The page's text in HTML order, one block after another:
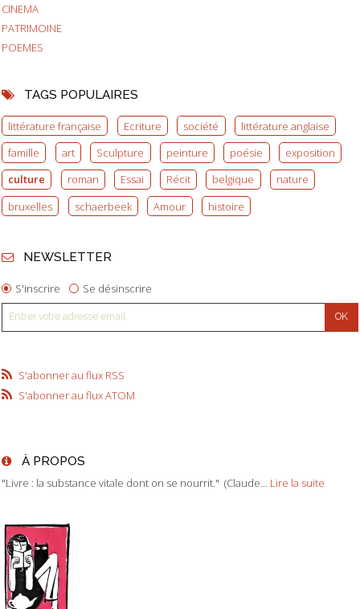
CINEMA
PATRIMOINE
POEMES
TAGS POPULAIRES
littérature française Ecriture société
littérature anglaise
famille
art Sculpture peinture poésie
exposition
culture
roman Essai Récit belgique
nature
bruxelles
schaerbeek Amour histoire
NEWSLETTER
S'inscrire Se désinscrire
S'abonner au flux RSS
S'abonner au flux ATOM
À PROPOS
"Livre : la substance vitale dont on se nourrit." (Claude... Lire la suite